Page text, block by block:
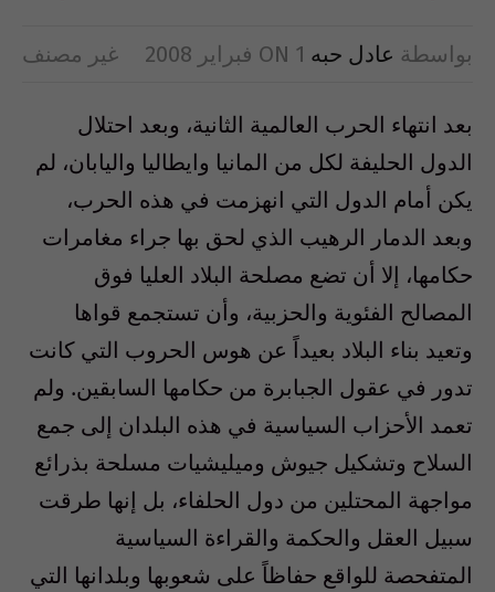
بواسطة عادل حبه ON 1 فبراير 2008 غير مصنف
بعد انتهاء الحرب العالمية الثانية، وبعد احتلال
الدول الحليفة لكل من المانيا وايطاليا واليابان، لم
يكن أمام الدول التي انهزمت في هذه الحرب،
وبعد الدمار الرهيب الذي لحق بها جراء مغامرات
حكامها، إلا أن تضع مصلحة البلاد العليا فوق
المصالح الفئوية والحزبية، وأن تستجمع قواها
وتعيد بناء البلاد بعيداً عن هوس الحروب التي كانت
تدور في عقول الجبابرة من حكامها السابقين. ولم
تعمد الأحزاب السياسية في هذه البلدان إلى جمع
السلاح وتشكيل جيوش وميليشيات مسلحة بذرائع
مواجهة المحتلين من دول الحلفاء، بل إنها طرقت
سبيل العقل والحكمة والقراءة السياسية
المتفحصة للواقع حفاظاً على شعوبها وبلدانها التي